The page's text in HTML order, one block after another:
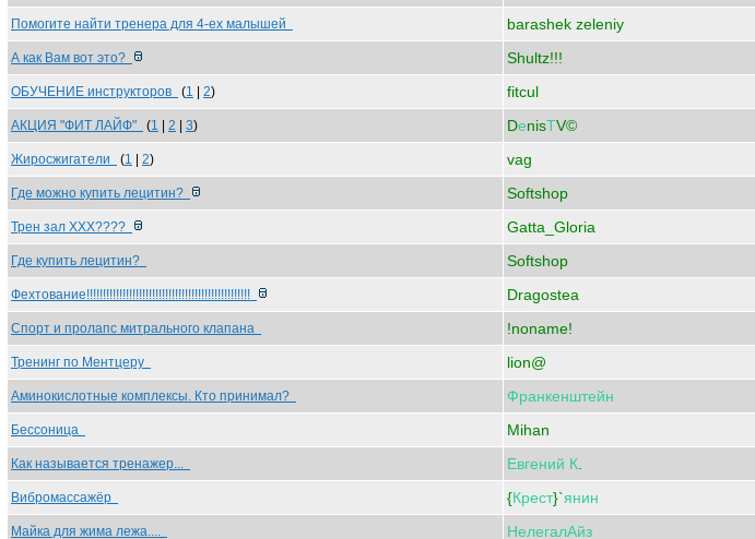
Помогите найти тренера для 4-ех малышей barashek zeleniy
А как Вам вот это? Shultz!!!
ОБУЧЕНИЕ инструкторов (1 2) fitcul
АКЦИЯ "ФИТ ЛАЙФ" (1 2 3) DеnisТV©
Жиросжигатели (1 2) vag
Где можно купить лецитин? Softshop
Трен зал ХХХ???? Gatta_Gloria
Где купить лецитин? Softshop
Фехтование!!!!!!!!!!!!!!!!!!!!!!!!!!!!!!!!!!!!!!!!!!!!!!!!!! Dragostea
Спорт и пролапс митрального клапана !noname!
Тренинг по Ментцеру lion@
Аминокислотные комплексы. Кто принимал? Франкенштейн
Бессоница Mihan
Как называется тренажер... Евгений К
Вибромассажёр {Крест}`янин
Майка для жима лежа.... НелегалАйз